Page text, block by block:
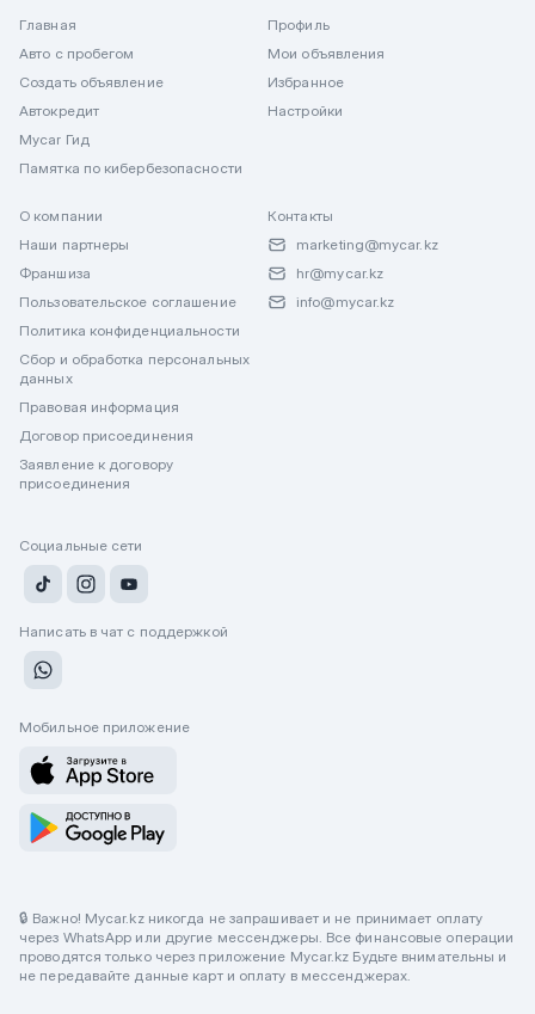
Главная
Авто с пробегом
Создать объявление
Автокредит
Mycar Гид
Памятка по кибербезопасности
Профиль
Мои объявления
Избранное
Настройки
О компании
Наши партнеры
Франшиза
Пользовательское соглашение
Политика конфиденциальности
Сбор и обработка персональных
данных
Правовая информация
Договор присоединения
Заявление к договору
присоединения
Контакты
marketing@mycar.kz
hr@mycar.kz
info@mycar.kz
Социальные сети
Написать в чат с поддержкой
Мобильное приложение
🔒 Важно! Mycar.kz никогда не запрашивает и не принимает оплату
через WhatsApp или другие мессенджеры. Все финансовые операции
проводятся только через приложение Mycar.kz Будьте внимательны и
не передавайте данные карт и оплату в мессенджерах.